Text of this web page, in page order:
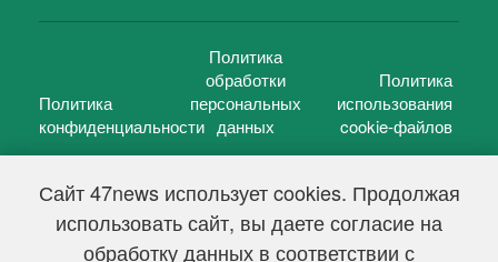
Сайт 47news использует cookies. Продолжая
использовать сайт, вы даете согласие на
обработку данных в соответствии с
Политика
конфиденциальности
Политика
обработки
персональных
данных
Политика
использования
cookie-файлов
47 новостей (47 news)2005 — 2026 г.
Свидетельство о регистрации СМИ Эл № ФС 77-39848, выдано